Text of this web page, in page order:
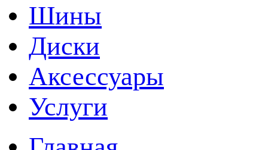
Шины
Диски
Аксессуары
Услуги